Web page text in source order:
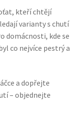
kteří chtějí
varianty s chutí
domácnosti, kde se
co nejvíce pestrý a
a dopřejte
– objednejte